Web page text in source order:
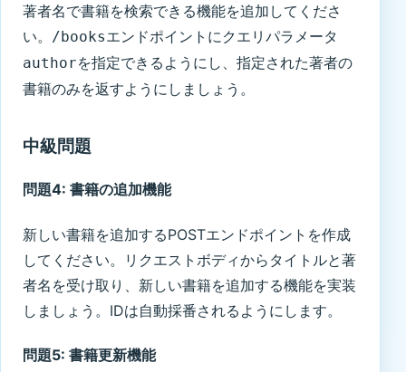
著者名で書籍を検索できる機能を追加してくださ
い。
/booksエンドポイントにクエリパラメータ
authorを指定できるようにし、指定された著者の
書籍のみを返すようにしましょう。
中級問題
問題4: 書籍の追加機能
新しい書籍を追加するPOSTエンドポイントを作成
してください。リクエストボディからタイトルと著
者名を受け取り、新しい書籍を追加する機能を実装
しましょう。IDは自動採番されるようにします。
問題5: 書籍更新機能